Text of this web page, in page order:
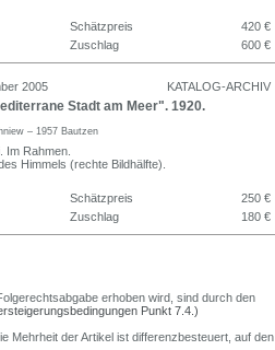
Schätzpreis
420 €
Zuschlag
600 €
2005 KATALOG-ARCHIV
Stadt am Meer". 1920.
– 1957 Bautzen
Im Rahmen.
Himmels (rechte Bildhälfte).
Schätzpreis
250 €
Zuschlag
180 €
erhoben wird, sind durch den
Punkt 7.4.)
Mehrheit der Artikel ist differenzbesteuert, auf den